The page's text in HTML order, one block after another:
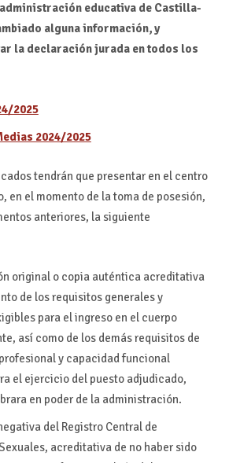
educativa de Castilla-
alguna información, y
la declaración jurada en todos los
2025
2024/2025
tendrán que presentar en el centro
en el momento de la toma de posesión,
anteriores, la siguiente
original o copia auténtica acreditativa
de los requisitos generales y
para el ingreso en el cuerpo
así como de los demás requisitos de
y capacidad funcional
el ejercicio del puesto adjudicado,
en poder de la administración.
del Registro Central de
acreditativa de no haber sido